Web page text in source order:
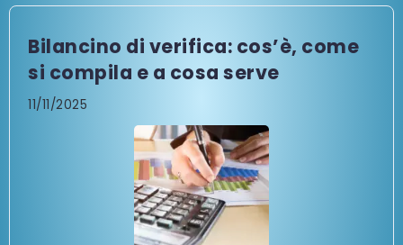
Bilancino di verifica: cos’è, come
si compila e a cosa serve
11/11/2025